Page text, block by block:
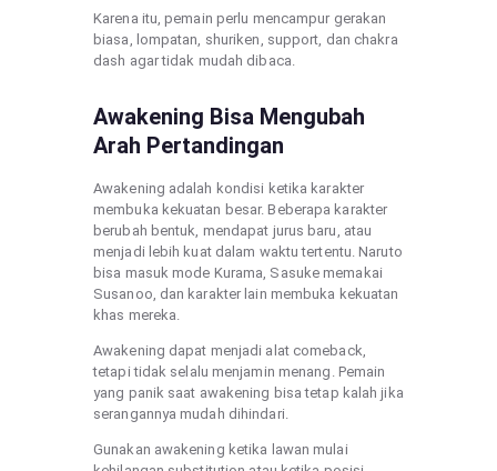
Karena itu, pemain perlu mencampur gerakan
biasa, lompatan, shuriken, support, dan chakra
dash agar tidak mudah dibaca.
Awakening Bisa Mengubah
Arah Pertandingan
Awakening adalah kondisi ketika karakter
membuka kekuatan besar. Beberapa karakter
berubah bentuk, mendapat jurus baru, atau
menjadi lebih kuat dalam waktu tertentu. Naruto
bisa masuk mode Kurama, Sasuke memakai
Susanoo, dan karakter lain membuka kekuatan
khas mereka.
Awakening dapat menjadi alat comeback,
tetapi tidak selalu menjamin menang. Pemain
yang panik saat awakening bisa tetap kalah jika
serangannya mudah dihindari.
Gunakan awakening ketika lawan mulai